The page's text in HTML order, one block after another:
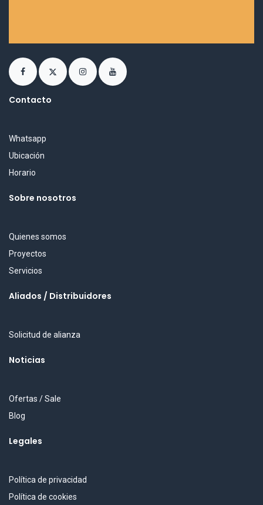
Contacto
Whatsapp
Ubicación
Horario
Sobre nosotros
Quienes somos
Proyectos
Servicios
Aliados / Distribuidores
Solicitud de alianza
Noticias
Ofertas / Sale
Blog
Legales
Política de privacidad
Política de cookies